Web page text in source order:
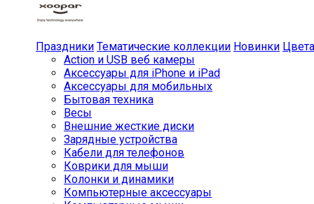
Праздники Тематические коллекции Новинки Цвета
Action и USB веб камеры
Аксессуары для iPhone и iPad
Аксессуары для мобильных
Бытовая техника
Весы
Внешние жесткие диски
Зарядные устройства
Кабели для телефонов
Коврики для мыши
Колонки и динамики
Компьютерные аксессуары